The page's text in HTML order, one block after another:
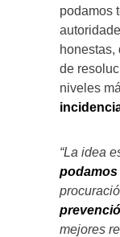
podamos
honestas,
de
niveles
“La idea
podamos
mejores